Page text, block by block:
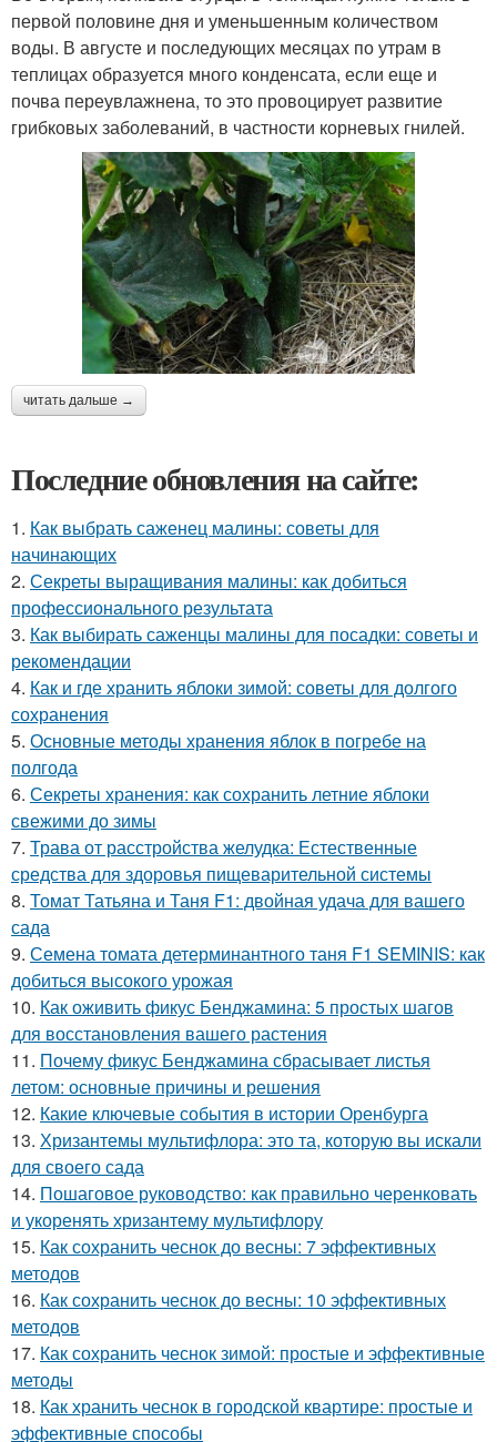
первой половине дня и уменьшенным количеством
воды. В августе и последующих месяцах по утрам в
теплицах образуется много конденсата, если еще и
почва переувлажнена, то это провоцирует развитие
грибковых заболеваний, в частности корневых гнилей.
читать дальше →
Последние обновления на сайте:
1. Как выбрать саженец малины: советы для
начинающих
2. Секреты выращивания малины: как добиться
профессионального результата
3. Как выбирать саженцы малины для посадки: советы и
рекомендации
4. Как и где хранить яблоки зимой: советы для долгого
сохранения
5. Основные методы хранения яблок в погребе на
полгода
6. Секреты хранения: как сохранить летние яблоки
свежими до зимы
7. Трава от расстройства желудка: Естественные
средства для здоровья пищеварительной системы
8. Томат Татьяна и Таня F1: двойная удача для вашего
сада
9. Семена томата детерминантного таня F1 SEMINIS: как
добиться высокого урожая
10. Как оживить фикус Бенджамина: 5 простых шагов
для восстановления вашего растения
11. Почему фикус Бенджамина сбрасывает листья
летом: основные причины и решения
12. Какие ключевые события в истории Оренбурга
13. Хризантемы мультифлора: это та, которую вы искали
для своего сада
14. Пошаговое руководство: как правильно черенковать
и укоренять хризантему мультифлору
15. Как сохранить чеснок до весны: 7 эффективных
методов
16. Как сохранить чеснок до весны: 10 эффективных
методов
17. Как сохранить чеснок зимой: простые и эффективные
методы
18. Как хранить чеснок в городской квартире: простые и
эффективные способы